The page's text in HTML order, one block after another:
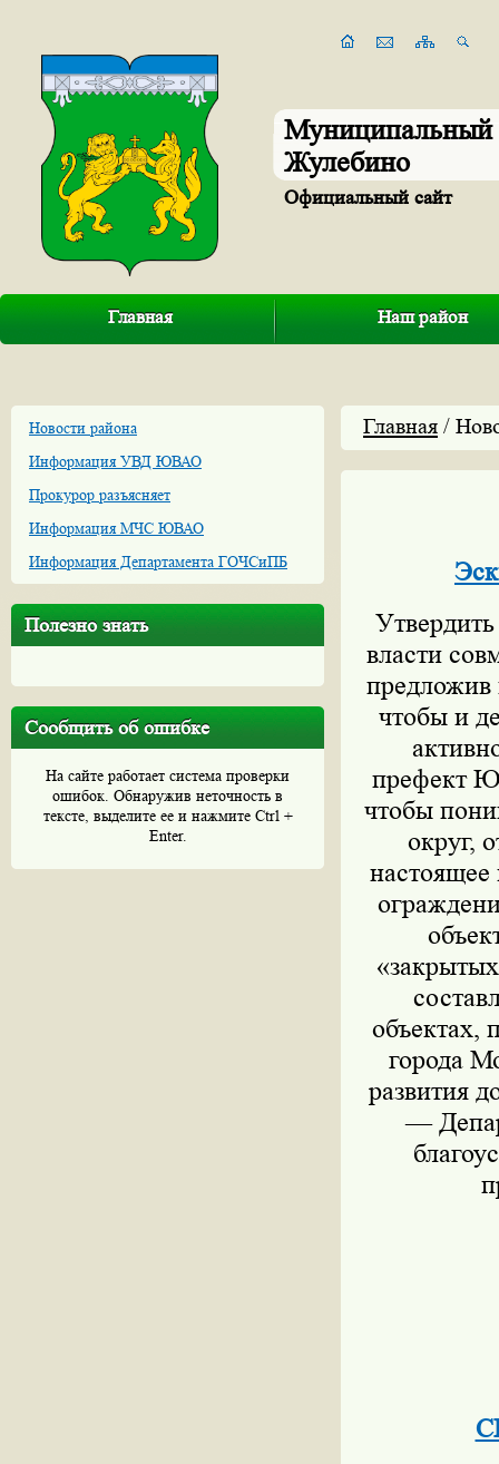
Муниципальный
Жулебино
Официальный сайт
Главная Наш район
Новости района
Информация УВД ЮВАО
Прокурор разъясняет
Информация МЧС ЮВАО
Информация Департамента ГОЧСиПБ
Полезно знать
Сообщить об ошибке
На сайте работает система проверки
ошибок. Обнаружив неточность в
тексте, выделите ее и нажмите Ctrl +
Enter.
Главная /
власти
предложив
чтобы и
префект
чтобы
округ,
объектах,
города
развития
—